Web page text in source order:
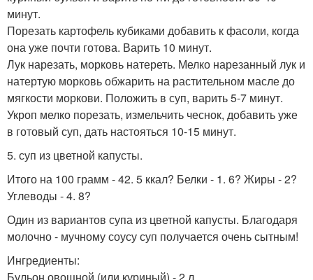
минут.
Порезать картофель кубиками добавить к фасоли, когда
она уже почти готова. Варить 10 минут.
Лук нарезать, морковь натереть. Мелко нарезанный лук и
натертую морковь обжарить на растительном масле до
мягкости моркови. Положить в суп, варить 5-7 минут.
Укроп мелко порезать, измельчить чеснок, добавить уже
в готовый суп, дать настояться 10-15 минут.
5. суп из цветной капусты.
Итого на 100 грамм - 42. 5 ккал? Белки - 1. 6? Жиры - 2?
Углеводы - 4. 8?
Один из вариантов супа из цветной капусты. Благодаря
молочно - мучному соусу суп получается очень сытным!
Ингредиенты: